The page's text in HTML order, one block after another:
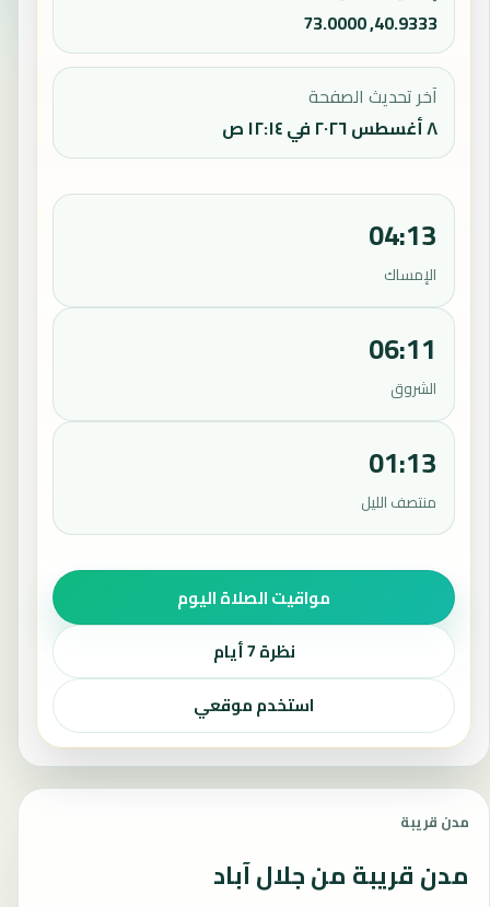
40.9333, 73.0000
آخر تحديث الصفحة
٨ أغسطس ٢٠٢٦ في ١٢:١٤ ص
04:13
الإمساك
06:11
الشروق
01:13
منتصف الليل
مواقيت الصلاة اليوم
نظرة 7 أيام
استخدم موقعي
مدن قريبة
مدن قريبة من جلال آباد